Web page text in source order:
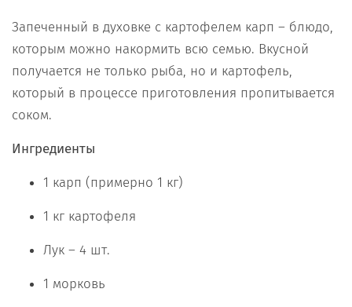
Запеченный в духовке с картофелем карп – блюдо,
которым можно накормить всю семью. Вкусной
получается не только рыба, но и картофель,
который в процессе приготовления пропитывается
соком.
Ингредиенты
1 карп (примерно 1 кг)
1 кг картофеля
Лук – 4 шт.
1 морковь